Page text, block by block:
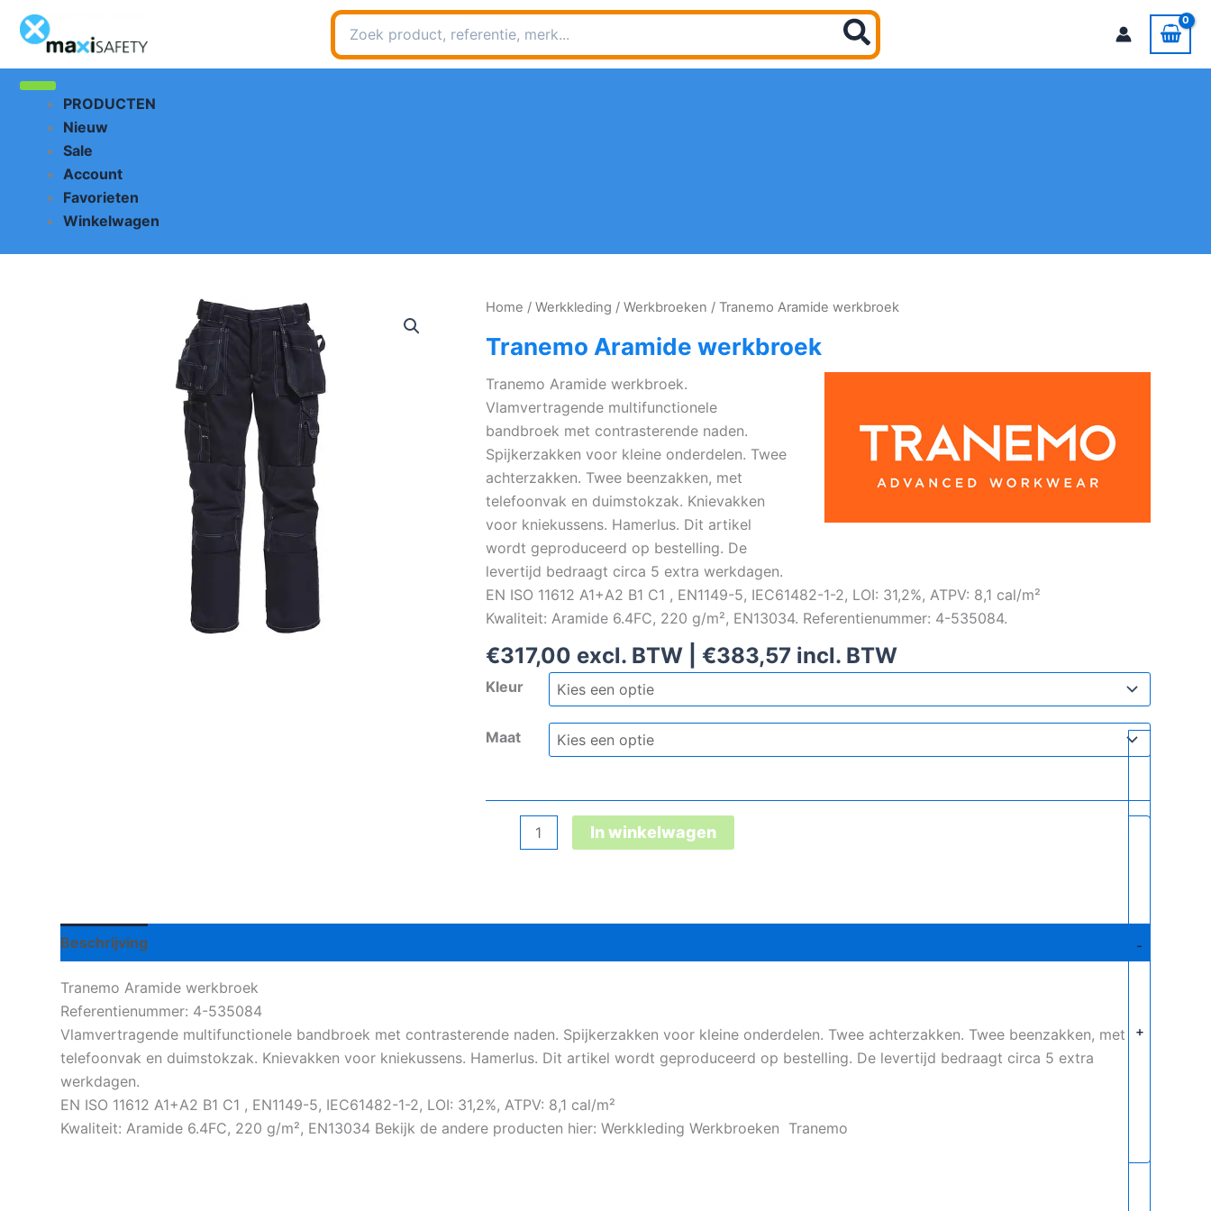
naar
inhoud
Zoeken
naar:
PRODUCTEN
Nieuw
Sale
Account
Favorieten
Winkelwagen
Home / Werkkleding / Werkbroeken / Tranemo Aramide werkbroek
Tranemo Aramide werkbroek
Tranemo Aramide werkbroek.
Vlamvertragende multifunctionele
bandbroek met contrasterende naden.
Spijkerzakken voor kleine onderdelen. Twee
achterzakken. Twee beenzakken, met
telefoonvak en duimstokzak. Knievakken
voor kniekussens. Hamerlus. Dit artikel
wordt geproduceerd op bestelling. De
levertijd bedraagt circa 5 extra werkdagen.
EN ISO 11612 A1+A2 B1 C1 , EN1149-5, IEC61482-1-2, LOI: 31,2%, ATPV: 8,1 cal/m²
Kwaliteit: Aramide 6.4FC, 220 g/m², EN13034. Referentienummer: 4-535084.
€317,00 excl. BTW | €383,57incl. BTW
Kleur
Maat
-
Tranemo
Aramide
+
In winkelwagen
Beschrijving
Tranemo Aramide werkbroek
Referentienummer: 4-535084
Vlamvertragende multifunctionele bandbroek met contrasterende naden. Spijkerzakken voor kleine onderdelen. Twee achterzakken. Twee beenzakken, met
telefoonvak en duimstokzak. Knievakken voor kniekussens. Hamerlus. Dit artikel wordt geproduceerd op bestelling. De levertijd bedraagt circa 5 extra
werkdagen.
EN ISO 11612 A1+A2 B1 C1 , EN1149-5, IEC61482-1-2, LOI: 31,2%, ATPV: 8,1 cal/m²
Kwaliteit: Aramide 6.4FC, 220 g/m², EN13034 Bekijk de andere producten hier: Werkkleding Werkbroeken Tranemo